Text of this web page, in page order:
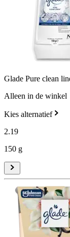
Glade Pure clean
Alleen in de winkel
Kies alternatief
2.19
150 g